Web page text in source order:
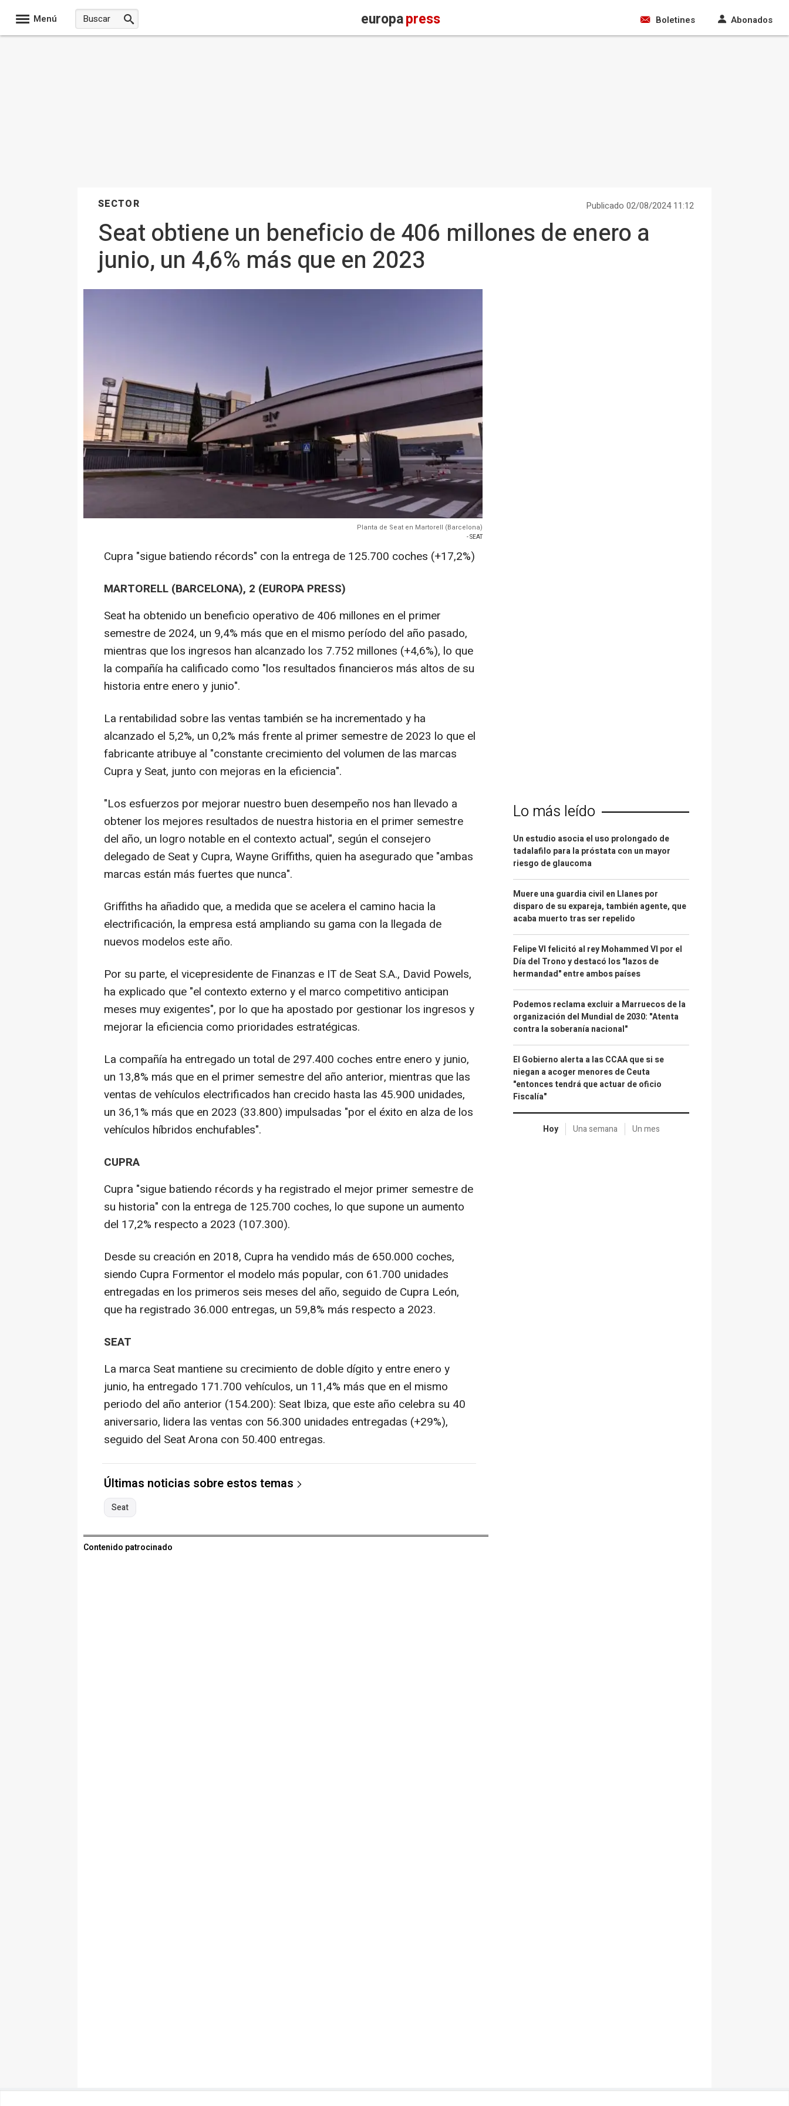
Menú europapress Boletines Abonados
SECTOR Publicado 02/08/2024 11:12
Seat obtiene un beneficio de 406 millones de enero a
junio, un 4,6% más que en 2023
Planta de Seat en Martorell (Barcelona)
- SEAT
Cupra "sigue batiendo récords" con la entrega de 125.700 coches (+17,2%)
MARTORELL (BARCELONA), 2 (EUROPA PRESS)
Seat ha obtenido un beneficio operativo de 406 millones en el primer
semestre de 2024, un 9,4% más que en el mismo período del año pasado,
mientras que los ingresos han alcanzado los 7.752 millones (+4,6%), lo que
la compañía ha calificado como "los resultados financieros más altos de su
historia entre enero y junio".
La rentabilidad sobre las ventas también se ha incrementado y ha
alcanzado el 5,2%, un 0,2% más frente al primer semestre de 2023 lo que el
fabricante atribuye al "constante crecimiento del volumen de las marcas
Cupra y Seat, junto con mejoras en la eficiencia".
"Los esfuerzos por mejorar nuestro buen desempeño nos han llevado a
obtener los mejores resultados de nuestra historia en el primer semestre
del año, un logro notable en el contexto actual", según el consejero
delegado de Seat y Cupra, Wayne Griffiths, quien ha asegurado que "ambas
marcas están más fuertes que nunca".
Griffiths ha añadido que, a medida que se acelera el camino hacia la
electrificación, la empresa está ampliando su gama con la llegada de
nuevos modelos este año.
Por su parte, el vicepresidente de Finanzas e IT de Seat S.A., David Powels,
ha explicado que "el contexto externo y el marco competitivo anticipan
meses muy exigentes", por lo que ha apostado por gestionar los ingresos y
mejorar la eficiencia como prioridades estratégicas.
La compañía ha entregado un total de 297.400 coches entre enero y junio,
un 13,8% más que en el primer semestre del año anterior, mientras que las
ventas de vehículos electrificados han crecido hasta las 45.900 unidades,
un 36,1% más que en 2023 (33.800) impulsadas "por el éxito en alza de los
vehículos híbridos enchufables".
CUPRA
Cupra "sigue batiendo récords y ha registrado el mejor primer semestre de
su historia" con la entrega de 125.700 coches, lo que supone un aumento
del 17,2% respecto a 2023 (107.300).
Desde su creación en 2018, Cupra ha vendido más de 650.000 coches,
siendo Cupra Formentor el modelo más popular, con 61.700 unidades
entregadas en los primeros seis meses del año, seguido de Cupra León,
que ha registrado 36.000 entregas, un 59,8% más respecto a 2023.
SEAT
La marca Seat mantiene su crecimiento de doble dígito y entre enero y
junio, ha entregado 171.700 vehículos, un 11,4% más que en el mismo
periodo del año anterior (154.200): Seat Ibiza, que este año celebra su 40
aniversario, lidera las ventas con 56.300 unidades entregadas (+29%),
seguido del Seat Arona con 50.400 entregas.
Últimas noticias sobre estos temas
Seat
Contenido patrocinado
Lo más leído
Un estudio asocia el uso prolongado de
tadalafilo para la próstata con un mayor
riesgo de glaucoma
Muere una guardia civil en Llanes por
disparo de su expareja, también agente, que
acaba muerto tras ser repelido
Felipe VI felicitó al rey Mohammed VI por el
Día del Trono y destacó los "lazos de
hermandad" entre ambos países
Podemos reclama excluir a Marruecos de la
organización del Mundial de 2030: "Atenta
contra la soberanía nacional"
El Gobierno alerta a las CCAA que si se
niegan a acoger menores de Ceuta
"entonces tendrá que actuar de oficio
Fiscalía"
Hoy Una semana Un mes